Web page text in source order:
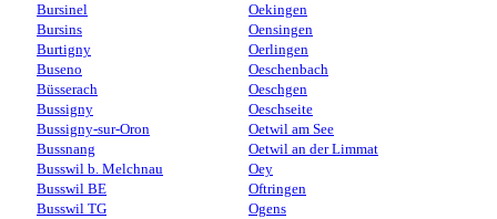
Bursinel
Bursins
Burtigny
Buseno
Büsserach
Bussigny
Bussigny-sur-Oron
Bussnang
Busswil b. Melchnau
Busswil BE
Busswil TG
Oekingen
Oensingen
Oerlingen
Oeschenbach
Oeschgen
Oeschseite
Oetwil am See
Oetwil an der Limmat
Oey
Oftringen
Ogens